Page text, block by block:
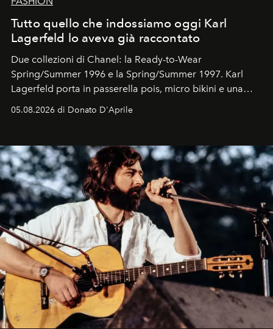
Tutto quello che indossiamo oggi Karl
Lagerfeld lo aveva già raccontato
Due collezioni di Chanel: la Ready-to-Wear
Spring/Summer 1996 e la Spring/Summer 1997. Karl
Lagerfeld porta in passerella pois, micro bikini e una
Kate, Claudia e Carla una dietro l'altra. Trent'anni dopo,
uno dei documenti più contemporanei che abbiamo.
05.08.2026 di Donato D'Aprile